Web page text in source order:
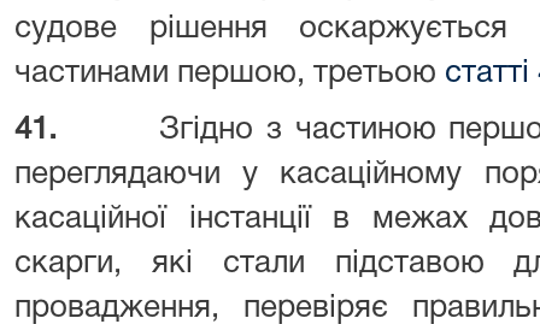
судове рішення оскаржується
частинами першою, третьою
41. Згідно з частиною
переглядаючи у касаційному
касаційної інстанції в межах
скарги, які стали підставою
провадження, перевіряє